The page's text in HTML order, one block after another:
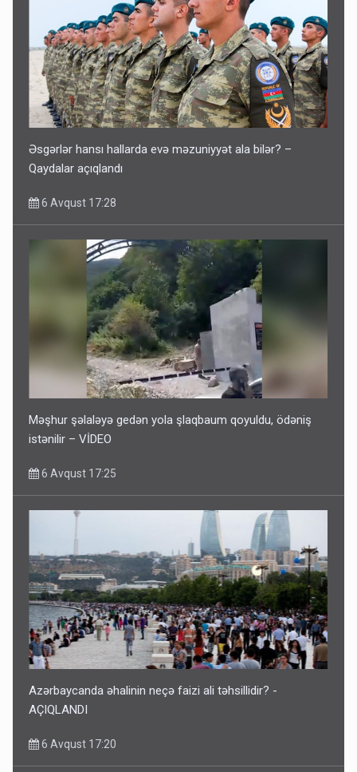
Əsgərlər hansı hallarda evə məzuniyyət ala bilər? –
Qaydalar açıqlandı
6 Avqust 17:28
Məşhur şəlaləyə gedən yola şlaqbaum qoyuldu, ödəniş
istənilir – VİDEO
6 Avqust 17:25
Azərbaycanda əhalinin neçə faizi ali təhsillidir? -
AÇIQLANDI
6 Avqust 17:20